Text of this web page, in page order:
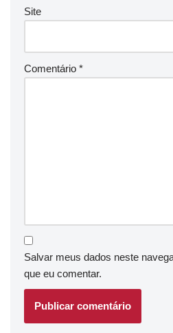
Site
Comentário *
Salvar meus dados neste
que eu comentar.